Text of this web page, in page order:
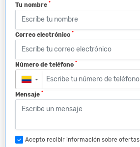
Tu nombre *
Correo electrónico *
Número de teléfono *
▼
Mensaje *
Acepto recibir información sobre